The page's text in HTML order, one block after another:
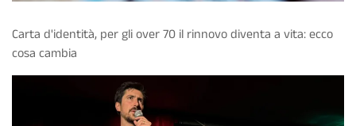
Carta d'identità, per gli over 70 il rinnovo diventa a vita: ecco
cosa cambia